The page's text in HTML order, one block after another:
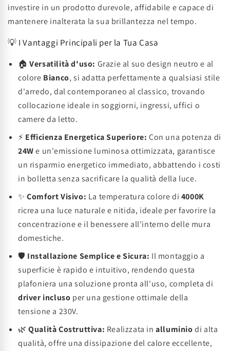
investire in un prodotto durevole, affidabile e capace di
mantenere inalterata la sua brillantezza nel tempo.
💡 I Vantaggi Principali per la Tua Casa
🏠Versatilità d'uso: Grazie al suo design neutro e al
colore Bianco, si adatta perfettamente a qualsiasi stile
d'arredo, dal contemporaneo al classico, trovando
collocazione ideale in soggiorni, ingressi, uffici o
camere da letto.
⚡ Efficienza Energetica Superiore: Con una potenza di
24We un'emissione luminosa ottimizzata, garantisce
un risparmio energetico immediato, abbattendo i costi
in bolletta senza sacrificare la qualità della luce.
✨Comfort Visivo: La temperatura colore di 4000K
ricrea una luce naturale e nitida, ideale per favorire la
concentrazione e il benessere all'interno delle mura
domestiche.
🛡️ Installazione Semplice e Sicura: Il montaggio a
superficie è rapido e intuitivo, rendendo questa
plafoniera una soluzione pronta all'uso, completa di
driver incluso per una gestione ottimale della
tensione a 230V.
🌿Qualità Costruttiva: Realizzata inalluminiodi alta
qualità, offre una dissipazione del calore eccellente,